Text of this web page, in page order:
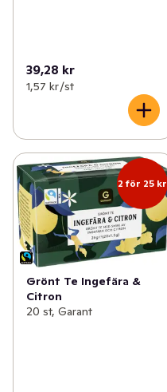
39,28 kr
1,57 kr /st
2 för 25 kr
Grönt Te Ingefära &
Citron
20 st, Garant